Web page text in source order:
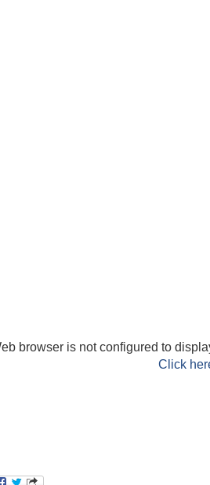
browser is not configured to
Click